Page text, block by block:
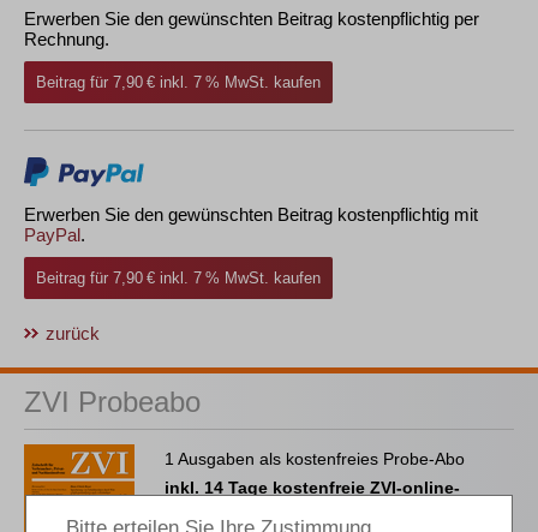
Erwerben Sie den gewünschten Beitrag kostenpflichtig per
Rechnung.
Beitrag für 7,90 € inkl. 7 % MwSt. kaufen
Erwerben Sie den gewünschten Beitrag kostenpflichtig mit
PayPal.
Beitrag für 7,90 € inkl. 7 % MwSt. kaufen
zurück
ZVI Probeabo
1 Ausgaben als kostenfreies Probe-Abo
inkl. 14 Tage kostenfreie ZVI-online-
Nutzung